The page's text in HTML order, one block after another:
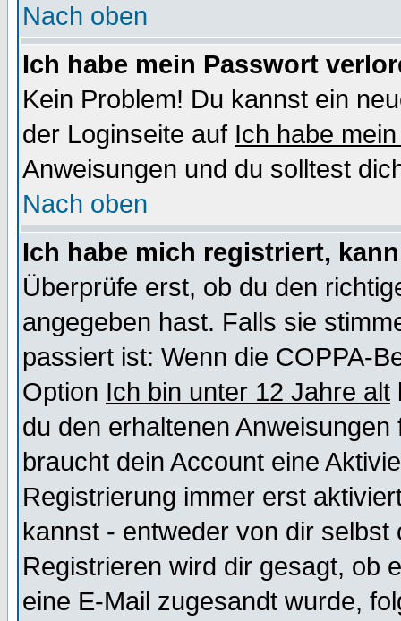
Nach oben
Ich habe mein Passwort
Kein Problem! Du kannst ein
der Loginseite auf Ich habe
Anweisungen und du solltest
Nach oben
Ich habe mich registriert,
Überprüfe erst, ob du den
angegeben hast. Falls sie
passiert ist: Wenn die COPPA-
Option Ich bin unter 12 Jahre alt
du den erhaltenen
braucht dein Account eine
Registrierung immer erst
kannst - entweder von dir selbst
Registrieren wird dir gesagt, ob
eine E-Mail zugesandt wurde,